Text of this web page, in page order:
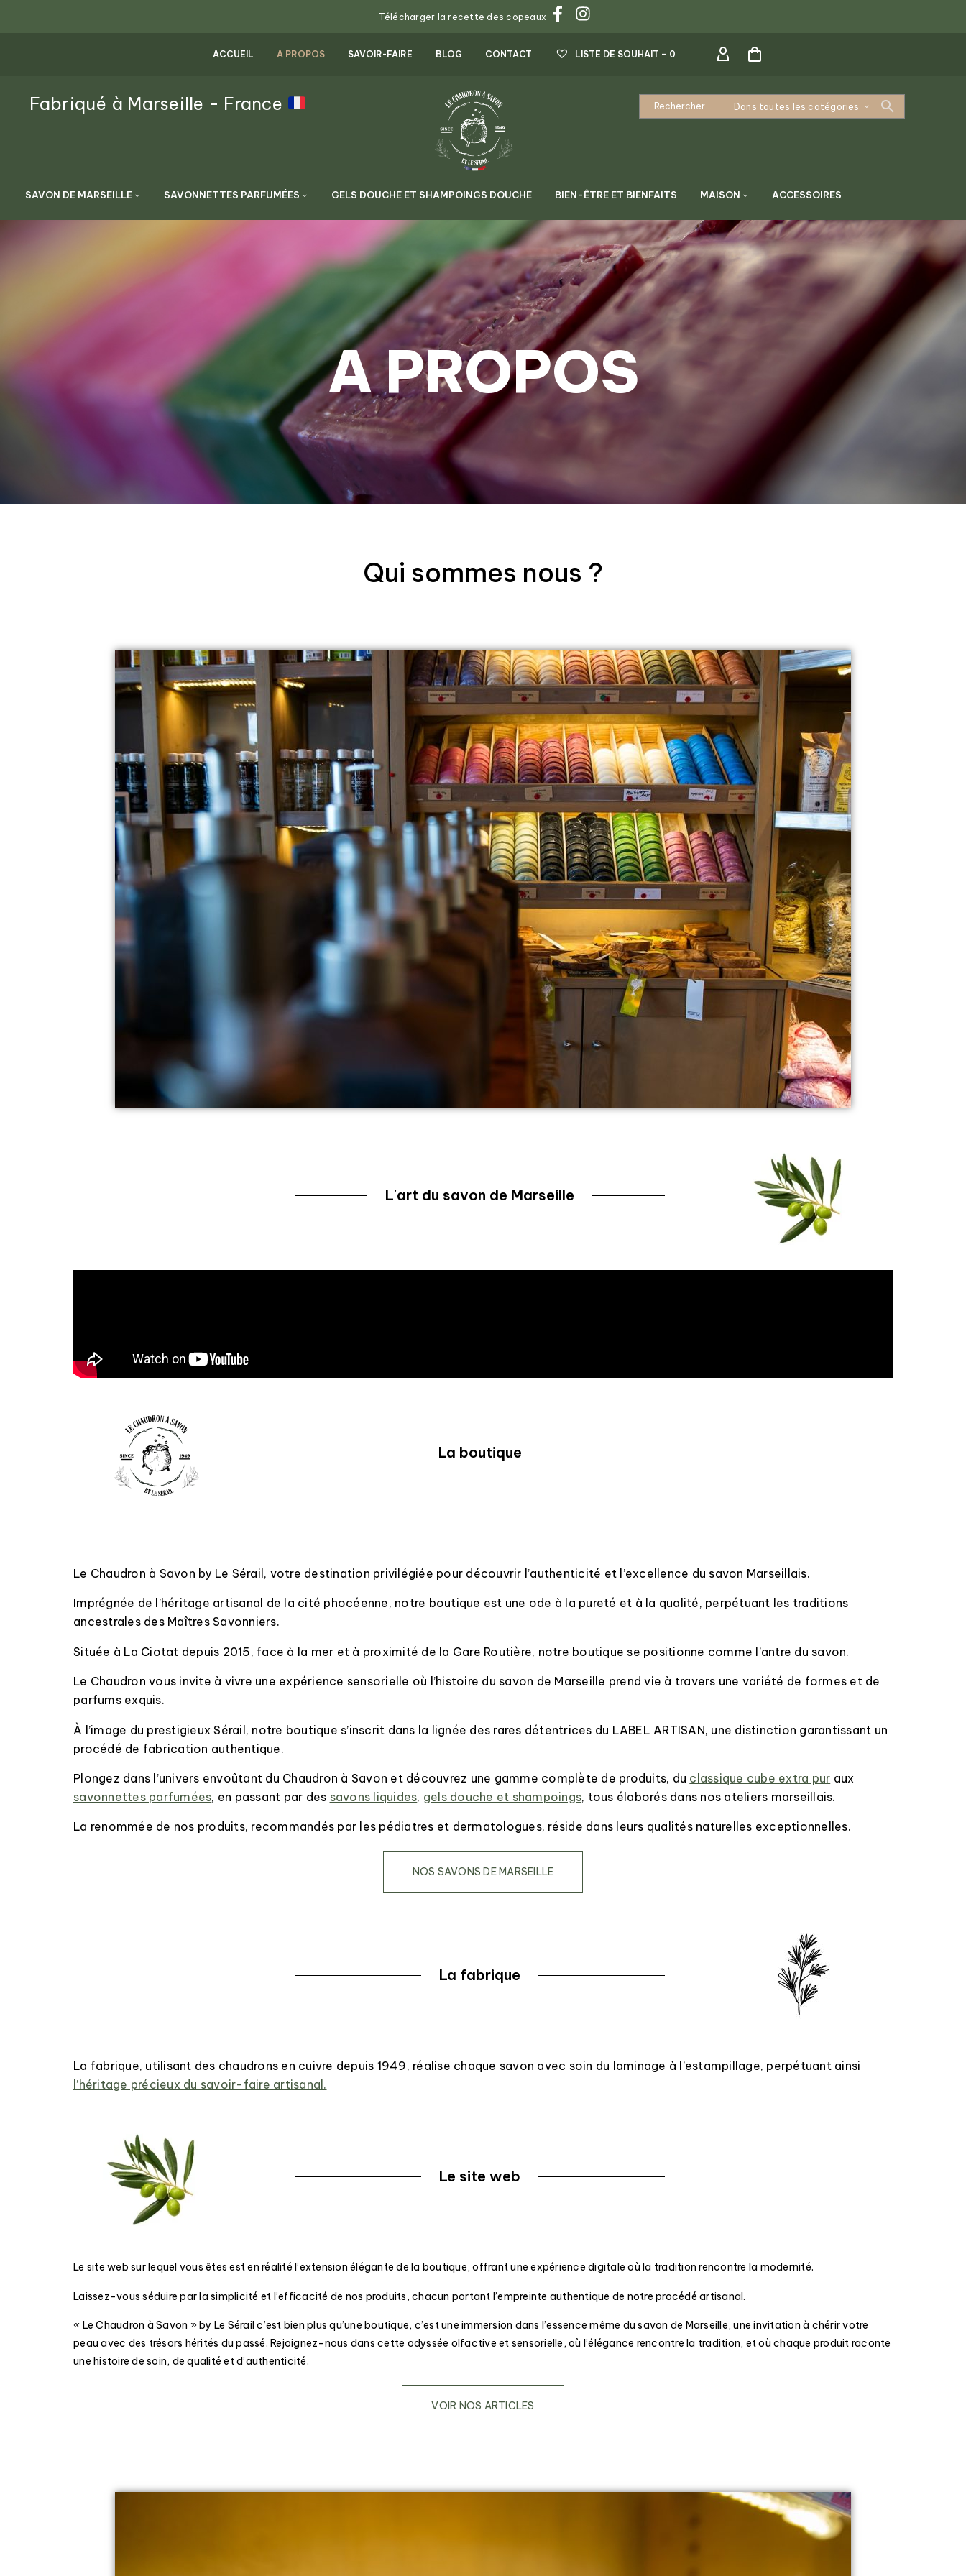
Télécharger la recette des copeaux
ACCUEIL A PROPOS SAVOIR-FAIRE BLOG CONTACT LISTE DE SOUHAIT – 0
Fabriqué à Marseille - France Dans toutes les catégories
SAVON DE MARSEILLE SAVONNETTES PARFUMÉES GELS DOUCHE ET SHAMPOINGS DOUCHE BIEN-ÊTRE ET BIENFAITS MAISON ACCESSOIRES
A PROPOS
Qui sommes nous ?
L'art du savon de Marseille
La boutique
Le Chaudron à Savon by Le Sérail, votre destination privilégiée pour découvrir l’authenticité et l’excellence du savon Marseillais.
Imprégnée de l’héritage artisanal de la cité phocéenne, notre boutique est une ode à la pureté et à la qualité, perpétuant les traditions
ancestrales des Maîtres Savonniers.
Située à La Ciotat depuis 2015, face à la mer et à proximité de la Gare Routière, notre boutique se positionne comme l’antre du savon.
Le Chaudron vous invite à vivre une expérience sensorielle où l’histoire du savon de Marseille prend vie à travers une variété de formes et de
parfums exquis.
À l’image du prestigieux Sérail, notre boutique s’inscrit dans la lignée des rares détentrices du LABEL ARTISAN, une distinction garantissant un
procédé de fabrication authentique.
Plongez dans l’univers envoûtant du Chaudron à Savon et découvrez une gamme complète de produits, du classique cube extra pur aux
savonnettes parfumées, en passant par des savons liquides, gels douche et shampoings, tous élaborés dans nos ateliers marseillais.
La renommée de nos produits, recommandés par les pédiatres et dermatologues, réside dans leurs qualités naturelles exceptionnelles.
NOS SAVONS DE MARSEILLE
La fabrique
La fabrique, utilisant des chaudrons en cuivre depuis 1949, réalise chaque savon avec soin du laminage à l’estampillage, perpétuant ainsi
l’héritage précieux du savoir-faire artisanal.
Le site web
Le site web sur lequel vous êtes est en réalité l’extension élégante de la boutique, offrant une expérience digitale où la tradition rencontre la modernité.
Laissez-vous séduire par la simplicité et l’efficacité de nos produits, chacun portant l’empreinte authentique de notre procédé artisanal.
« Le Chaudron à Savon » by Le Sérail c’est bien plus qu’une boutique, c’est une immersion dans l’essence même du savon de Marseille, une invitation à chérir votre
peau avec des trésors hérités du passé. Rejoignez-nous dans cette odyssée olfactive et sensorielle, où l’élégance rencontre la tradition, et où chaque produit raconte
une histoire de soin, de qualité et d’authenticité.
VOIR NOS ARTICLES